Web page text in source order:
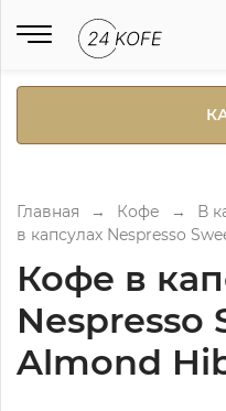
Главная → Кофе → В
в капсулах Nespresso
Кофе в
Nespresso
Almond